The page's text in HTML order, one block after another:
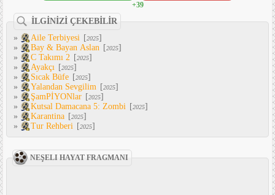
+39
İLGİNİZİ ÇEKEBİLİR
»
Aile Terbiyesi [2025]
»
Bay & Bayan Aslan [2025]
»
C Takımı 2 [2025]
»
Ayakçı [2025]
»
Sıcak Büfe [2025]
»
Yalandan Sevgilim [2025]
»
ŞamPİYONlar [2025]
»
Kutsal Damacana 5: Zombi [2025]
»
Karantina [2025]
»
Tur Rehberi [2025]
NEŞELI HAYAT FRAGMANI